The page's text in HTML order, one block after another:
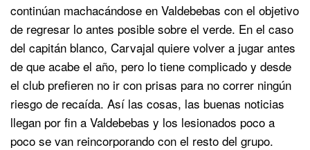
continúan machacándose en Valdebebas con el objetivo
de regresar lo antes posible sobre el verde. En el caso
del capitán blanco, Carvajal quiere volver a jugar antes
de que acabe el año, pero lo tiene complicado y desde
el club prefieren no ir con prisas para no correr ningún
riesgo de recaída. Así las cosas, las buenas noticias
llegan por fin a Valdebebas y los lesionados poco a
poco se van reincorporando con el resto del grupo.